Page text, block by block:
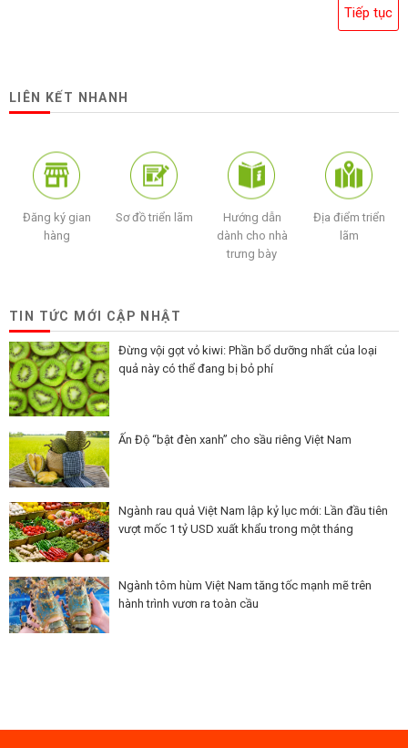
LIÊN KẾT NHANH
Đăng ký gian
hàng
Sơ đồ triển lãm
Hướng dẫn
dành cho nhà
trưng bày
Địa điểm triển
lãm
TIN TỨC MỚI CẬP NHẬT
Đừng vội gọt vỏ kiwi: Phần bổ dưỡng nhất của loại
quả này có thể đang bị bỏ phí
Ấn Độ “bật đèn xanh” cho sầu riêng Việt Nam
Ngành rau quả Việt Nam lập kỷ lục mới: Lần đầu tiên
vượt mốc 1 tỷ USD xuất khẩu trong một tháng
Ngành tôm hùm Việt Nam tăng tốc mạnh mẽ trên
hành trình vươn ra toàn cầu